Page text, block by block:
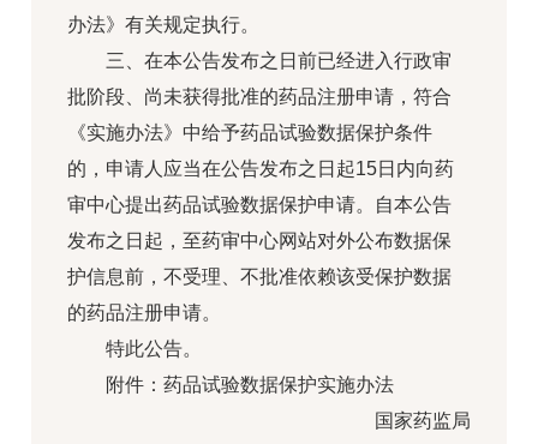
办法》有关规定执行。
三、在本公告发布之日前已经进入行政审
批阶段、尚未获得批准的药品注册申请，符合
《实施办法》中给予药品试验数据保护条件
的，申请人应当在公告发布之日起15日内向药
审中心提出药品试验数据保护申请。自本公告
发布之日起，至药审中心网站对外公布数据保
护信息前，不受理、不批准依赖该受保护数据
的药品注册申请。
特此公告。
附件：药品试验数据保护实施办法
国家药监局